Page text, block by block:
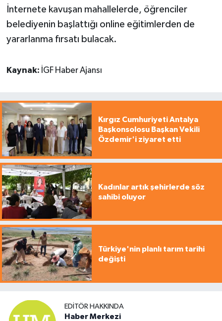
İnternete kavuşan mahallelerde, öğrenciler
belediyenin başlattığı online eğitimlerden de
yararlanma fırsatı bulacak.
Kaynak: İGF Haber Ajansı
Kırgız Cumhuriyeti Antalya
Başkonsolosu Başkan Vekili
Özdemir'i ziyaret etti
Kadınlar artık şehirlerde söz
sahibi oluyor
Türkiye'nin planlı tarım tarihi
değişti
EDITÖR HAKKINDA
Haber Merkezi